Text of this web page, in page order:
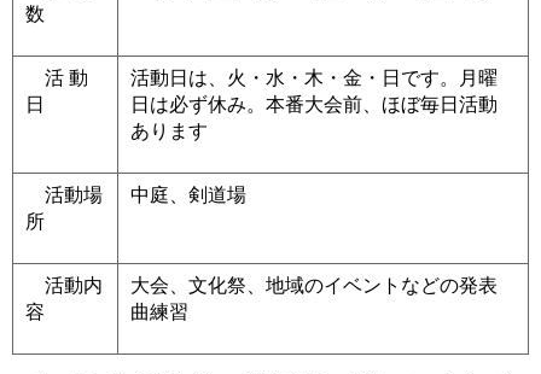
数
活 動
日
活動日は、火・水・木・金・日です。月曜
日は必ず休み。本番大会前、ほぼ毎日活動
あります
活動場
所
中庭、剣道場
活動内
容
大会、文化祭、地域のイベントなどの発表
曲練習